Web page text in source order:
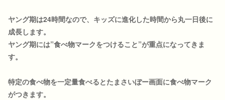
ヤング期は24時間なので、キッズに進化した時間から丸一日後に
成長します。
ヤング期には”食べ物マークをつけること”が重点になってきま
す。
特定の食べ物を一定量食べるとたまさいぼー画面に食べ物マーク
がつきます。